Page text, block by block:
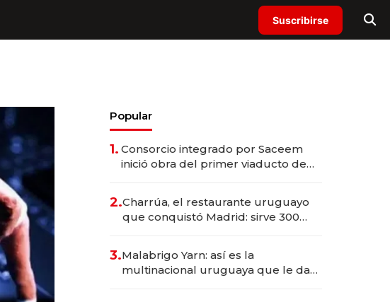
Suscribirse
Popular
1. Consorcio integrado por Saceem
inició obra del primer viaducto de
millones
2.Charrúa, el restaurante uruguayo
que conquistó Madrid: sirve 300
prepara apertura
3.Malabrigo Yarn: así es la
multinacional uruguaya que le da